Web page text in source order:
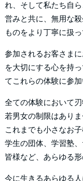
れ、そして私たち自
営みと共に、無用な
ものをより丁寧に扱
参加されるお客さま
を大切にする心を持
てこれらの体験に参
全ての体験において
若男女の制限はありま
これまでも小さなお
学生の団体、学習塾
皆様など、あらゆる
今に生きるあらゆる